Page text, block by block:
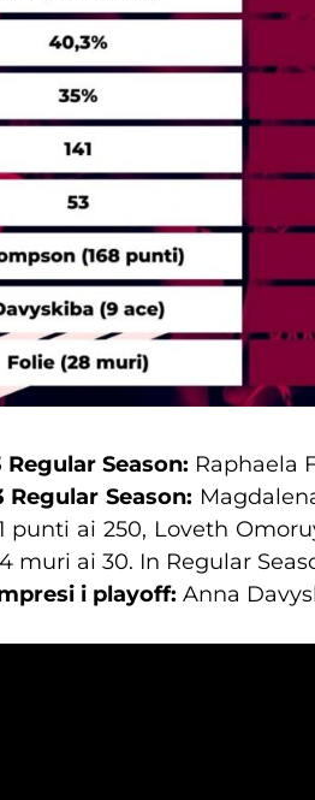
Season: Raphaela
Season:
punti ai 250, Loveth
muri ai 30. In Regular
i playoff: Anna